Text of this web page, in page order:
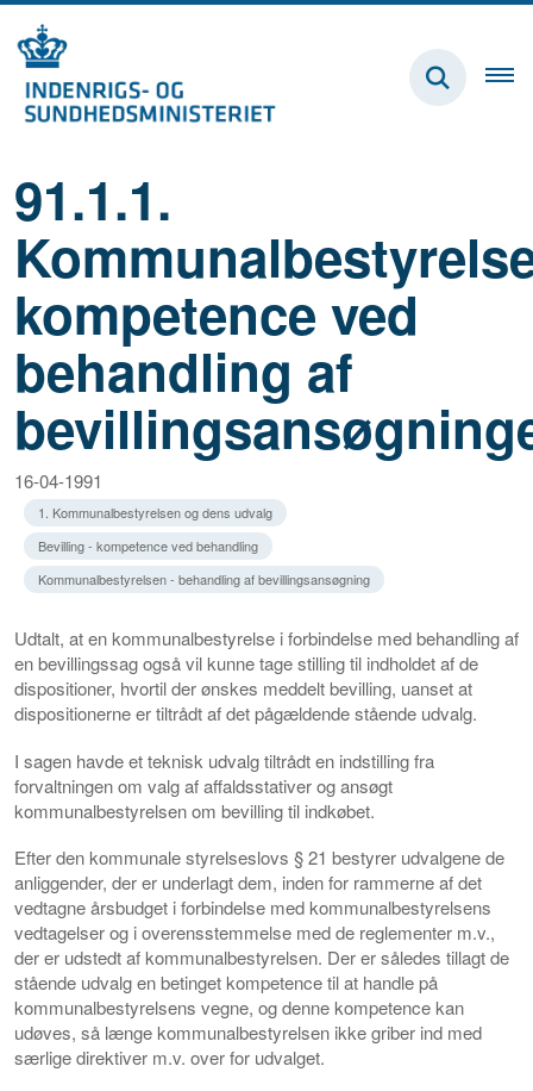
91.1.1.
kompetence ved
behandling af
16-04-1991
1. Kommunalbestyrelsen og dens udvalg
Bevilling - kompetence ved behandling
Kommunalbestyrelsen - behandling af bevillingsansøgning
Udtalt, at en kommunalbestyrelse i forbindelse med behandling af
en bevillingssag også vil kunne tage stilling til indholdet af de
dispositioner, hvortil der ønskes meddelt bevilling, uanset at
dispositionerne er tiltrådt af det pågældende stående udvalg.
I sagen havde et teknisk udvalg tiltrådt en indstilling fra
forvaltningen om valg af affaldsstativer og ansøgt
kommunalbestyrelsen om bevilling til indkøbet.
Efter den kommunale styrelseslovs § 21 bestyrer udvalgene de
anliggender, der er underlagt dem, inden for rammerne af det
vedtagne årsbudget i forbindelse med kommunalbestyrelsens
vedtagelser og i overensstemmelse med de reglementer m.v.,
der er udstedt af kommunalbestyrelsen. Der er således tillagt de
stående udvalg en betinget kompetence til at handle på
kommunalbestyrelsens vegne, og denne kompetence kan
udøves, så længe kommunalbestyrelsen ikke griber ind med
særlige direktiver m.v. over for udvalget.